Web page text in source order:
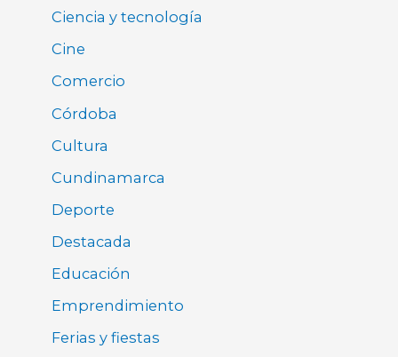
Ciencia y tecnología
Cine
Comercio
Córdoba
Cultura
Cundinamarca
Deporte
Destacada
Educación
Emprendimiento
Ferias y fiestas